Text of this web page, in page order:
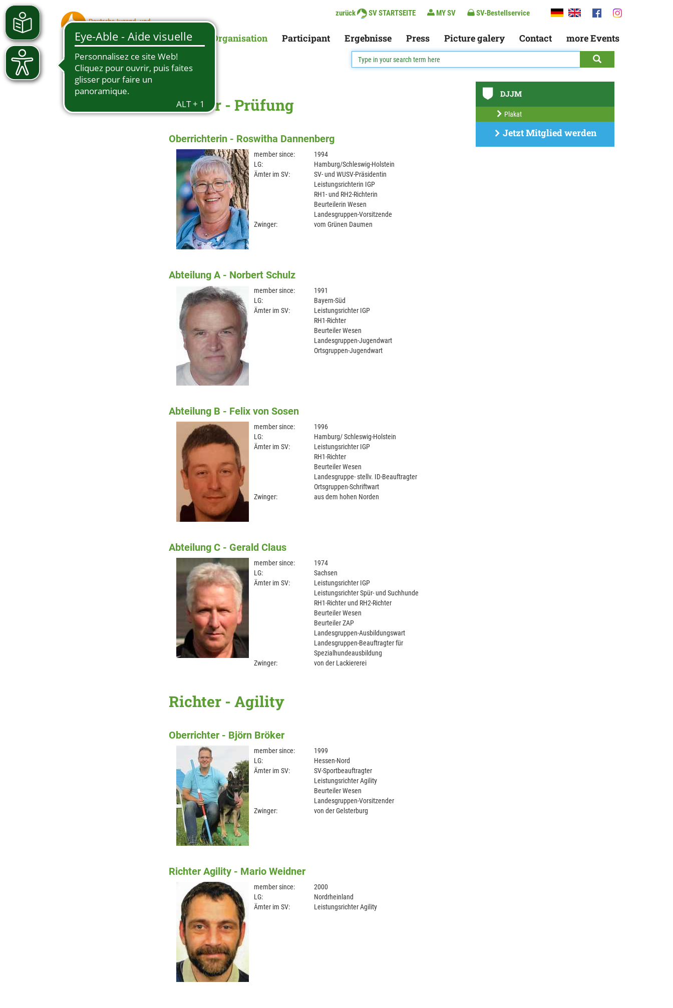
zurück SV STARTSEITE MY SV SV-Bestellservice
Organisation Participant Ergebnisse Press Picture galery Contact more Events
Judges
Richter - Prüfung
Oberrichterin - Roswitha Dannenberg
member since:
1994
LG:
Hamburg/Schleswig-Holstein
Ämter im SV:
SV- und WUSV-Präsidentin
Leistungsrichterin IGP
RH1- und RH2-Richterin
Beurteilerin Wesen
Landesgruppen-Vorsitzende
Zwinger:
vom Grünen Daumen
Abteilung A - Norbert Schulz
member since:
1991
LG:
Bayern-Süd
Ämter im SV:
Leistungsrichter IGP
RH1-Richter
Beurteiler Wesen
Landesgruppen-Jugendwart
Ortsgruppen-Jugendwart
Abteilung B - Felix von Sosen
member since:
1996
LG:
Hamburg/ Schleswig-Holstein
Ämter im SV:
Leistungsrichter IGP
RH1-Richter
Beurteiler Wesen
Landesgruppe- stellv. ID-Beauftragter
Ortsgruppen-Schriftwart
Zwinger:
aus dem hohen Norden
Abteilung C - Gerald Claus
member since:
1974
LG:
Sachsen
Ämter im SV:
Leistungsrichter IGP
Leistungsrichter Spür- und Suchhunde
RH1-Richter und RH2-Richter
Beurteiler Wesen
Beurteiler ZAP
Landesgruppen-Ausbildungswart
Landesgruppen-Beauftragter für
Spezialhundeausbildung
Zwinger:
von der Lackiererei
Richter - Agility
Oberrichter - Björn Bröker
member since:
1999
LG:
Hessen-Nord
Ämter im SV:
SV-Sportbeauftragter
Leistungsrichter Agility
Beurteiler Wesen
Landesgruppen-Vorsitzender
Zwinger:
von der Gelsterburg
Richter Agility - Mario Weidner
member since:
2000
LG:
Nordrheinland
Ämter im SV:
Leistungsrichter Agility
DJJM
Plakat
Jetzt Mitglied werden